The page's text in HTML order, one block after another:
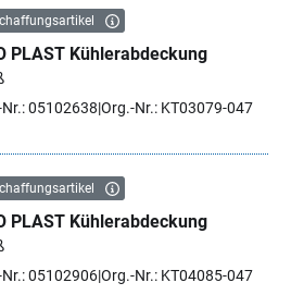
PLAST Kühlerabdeckung
05102638 Org.-Nr.: KT03079-047
PLAST Kühlerabdeckung
05102906Org.-Nr.: KT04085-047